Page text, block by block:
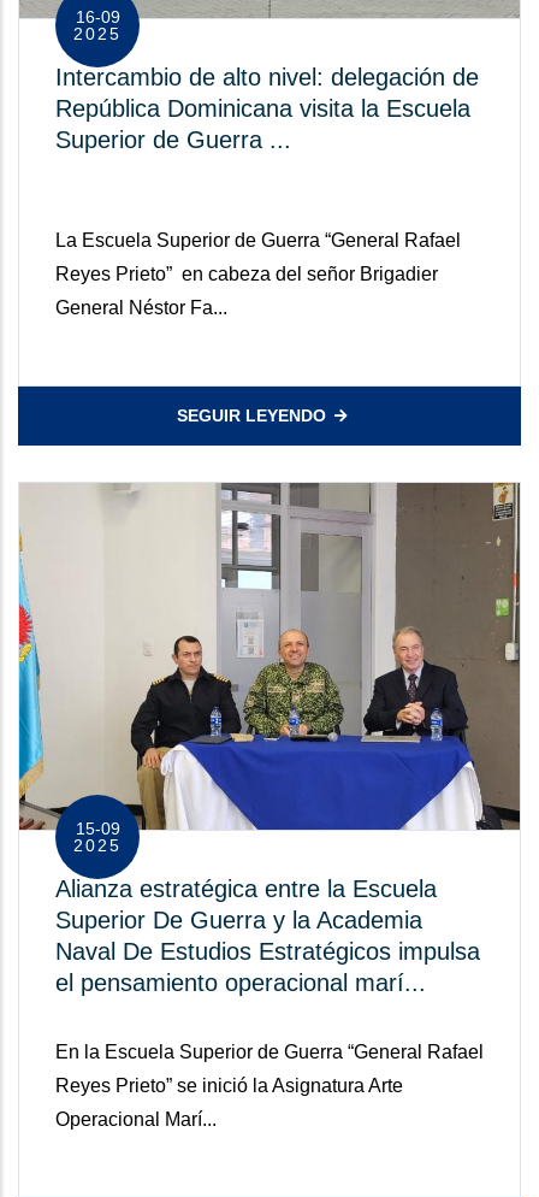
16-09
2025
Intercambio de alto nivel: delegación de
República Dominicana visita la Escuela
Superior de Guerra ...
La Escuela Superior de Guerra “General Rafael
Reyes Prieto” en cabeza del señor Brigadier
General Néstor Fa...
SEGUIR LEYENDO
15-09
2025
Alianza estratégica entre la Escuela
Superior De Guerra y la Academia
Naval De Estudios Estratégicos impulsa
el pensamiento operacional marí...
En la Escuela Superior de Guerra “General Rafael
Reyes Prieto” se inició la Asignatura Arte
Operacional Marí...